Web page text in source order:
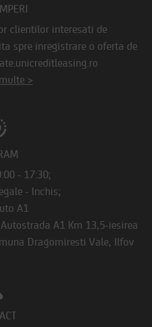
clientilor interesati de
spre inregistrare o oferta de
>
- 17:30;
- Inchis;
A1
A1 Km 13,5-iesirea
Dragomiresti Vale, Ilfov